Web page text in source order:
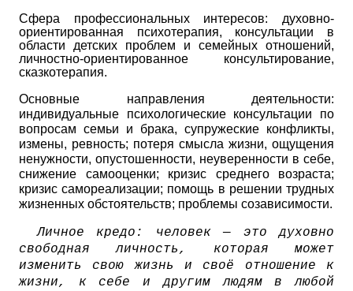
Сфера профессиональных интересов: духовно-
ориентированная психотерапия, консультации в
области детских проблем и семейных отношений,
личностно-ориентированное консультирование,
сказкотерапия.
Основные направления деятельности:
индивидуальные психологические консультации по
вопросам семьи и брака, супружеские конфликты,
измены, ревность; потеря смысла жизни, ощущения
ненужности, опустошенности, неуверенности в себе,
снижение самооценки; кризис среднего возраста;
кризис самореализации; помощь в решении трудных
жизненных обстоятельств; проблемы созависимости.
Личное кредо: человек — это духовно
свободная личность, которая может
изменить свою жизнь и своё отношение к
жизни, к себе и другим людям в любой